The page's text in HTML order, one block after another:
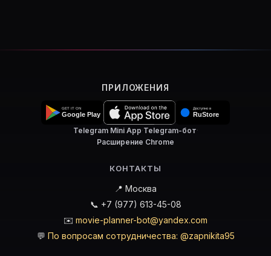
ПРИЛОЖЕНИЯ
Telegram Mini App·Telegram-бот·
Расширение Chrome
КОНТАКТЫ
📍 Москва
📞 +7 (977) 613-45-08
✉️ movie-planner-bot@yandex.com
💬 По вопросам сотрудничества: @zapnikita95